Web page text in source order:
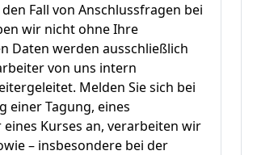
Fall von Anschlussfragen bei
wir nicht ohne Ihre
Daten werden ausschließlich
von uns intern
Melden Sie sich bei
einer Tagung, eines
Kurses an, verarbeiten wir
– insbesondere bei der